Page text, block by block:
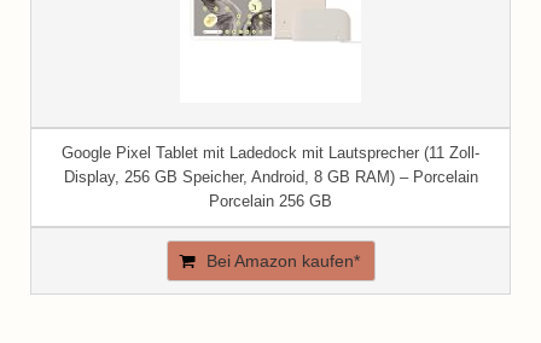
Google Pixel Tablet mit Ladedock mit Lautsprecher (11 Zoll-
Display, 256 GB Speicher, Android, 8 GB RAM) – Porcelain
Porcelain 256 GB
Bei Amazon kaufen*